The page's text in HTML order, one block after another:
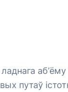
путаў